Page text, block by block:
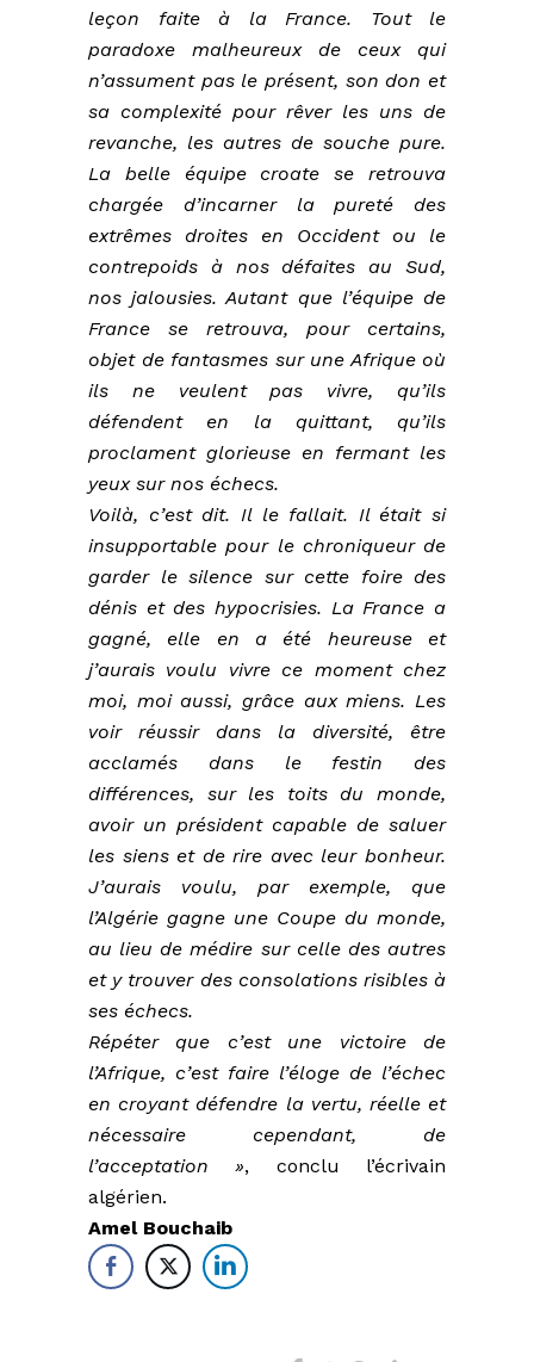
leçon faite à la France. Tout le
paradoxe malheureux de ceux qui
n’assument pas le présent, son don et
sa complexité pour rêver les uns de
revanche, les autres de souche pure.
La belle équipe croate se retrouva
chargée d’incarner la pureté des
extrêmes droites en Occident ou le
contrepoids à nos défaites au Sud,
nos jalousies. Autant que l’équipe de
France se retrouva, pour certains,
objet de fantasmes sur une Afrique où
ils ne veulent pas vivre, qu’ils
défendent en la quittant, qu’ils
proclament glorieuse en fermant les
yeux sur nos échecs.
Voilà, c’est dit. Il le fallait. Il était si
insupportable pour le chroniqueur de
garder le silence sur cette foire des
dénis et des hypocrisies. La France a
gagné, elle en a été heureuse et
j’aurais voulu vivre ce moment chez
moi, moi aussi, grâce aux miens. Les
voir réussir dans la diversité, être
acclamés dans le festin des
différences, sur les toits du monde,
avoir un président capable de saluer
les siens et de rire avec leur bonheur.
J’aurais voulu, par exemple, que
l’Algérie gagne une Coupe du monde,
au lieu de médire sur celle des autres
et y trouver des consolations risibles à
ses échecs.
Répéter que c’est une victoire de
l’Afrique, c’est faire l’éloge de l’échec
en croyant défendre la vertu, réelle et
nécessaire cependant, de
l’acceptation », conclu l’écrivain
algérien.
Amel Bouchaib